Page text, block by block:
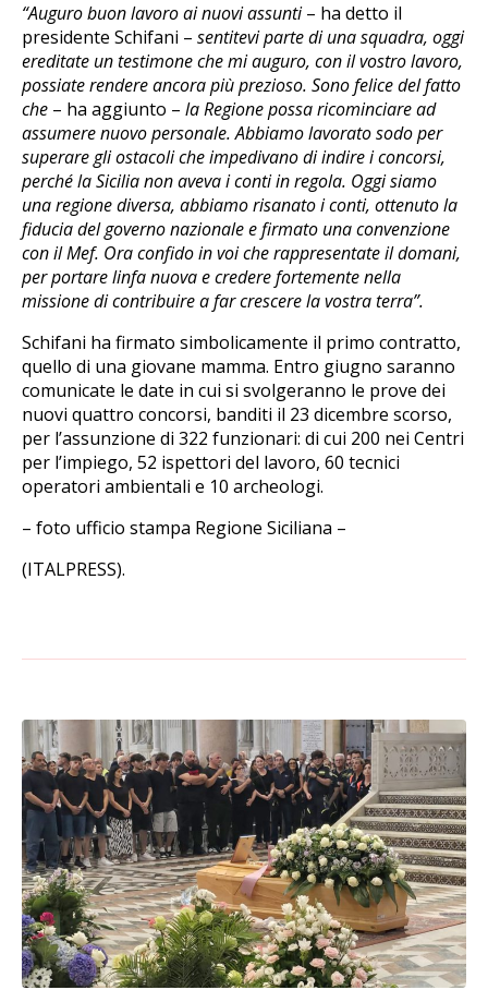
“Auguro buon lavoro ai nuovi assunti– ha detto il
presidente Schifani – sentitevi parte di una squadra, oggi
ereditate un testimone che mi auguro, con il vostro lavoro,
possiate rendere ancora più prezioso. Sono felice del fatto
che – ha aggiunto – la Regione possa ricominciare ad
assumere nuovo personale. Abbiamo lavorato sodo per
superare gli ostacoli che impedivano di indire i concorsi,
perché la Sicilia non aveva i conti in regola. Oggi siamo
una regione diversa, abbiamo risanato i conti, ottenuto la
fiducia del governo nazionale e firmato una convenzione
con il Mef. Ora confido in voi che rappresentate il domani,
per portare linfa nuova e credere fortemente nella
missione di contribuire a far crescere la vostra terra”.
Schifani ha firmato simbolicamente il primo contratto,
quello di una giovane mamma. Entro giugno saranno
comunicate le date in cui si svolgeranno le prove dei
nuovi quattro concorsi, banditi il 23 dicembre scorso,
per l’assunzione di 322 funzionari: di cui 200 nei Centri
per l’impiego, 52 ispettori del lavoro, 60 tecnici
operatori ambientali e 10 archeologi.
– foto ufficio stampa Regione Siciliana –
(ITALPRESS).